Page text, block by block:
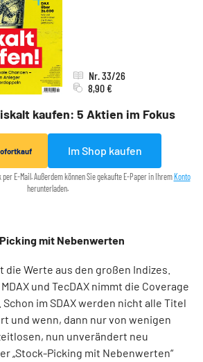
kaufen: 5 Aktien im Fokus
Nr. 33/26
8,90 €
Im Shop kaufen
E-Mail. Außerdem können Sie gekaufte E-Paper in Ihrem Konto
herunterladen.
mit Nebenwerten
Werte aus den großen Indizes.
und TecDAX nimmt die Coverage
im SDAX werden nicht alle Titel
und wenn, dann nur von wenigen
nun unverändert neu
„Stock-Picking mit Nebenwerten“